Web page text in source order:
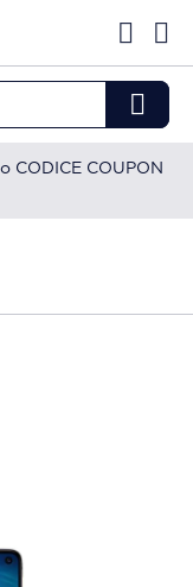
COUPON